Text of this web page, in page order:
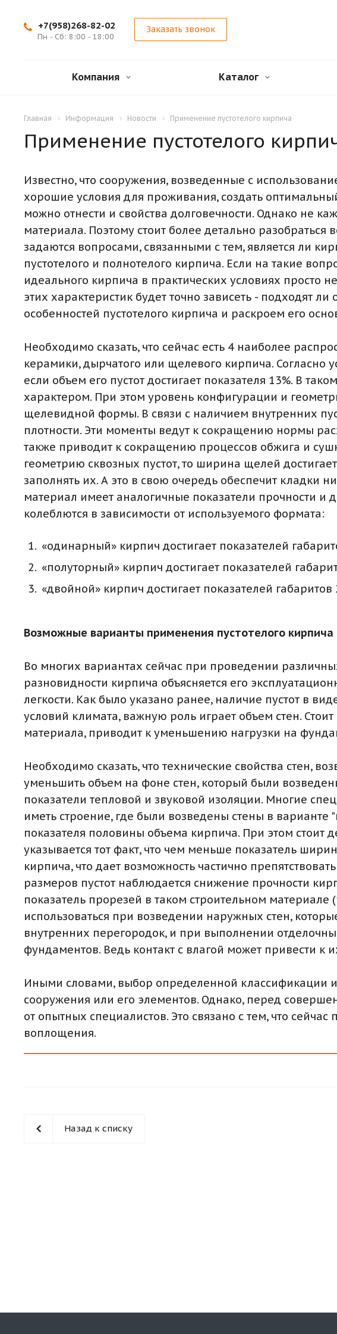
+7(958)268-82-02
Пн - Сб: 8:00 - 18:00
Заказать звонок
Компания Каталог
Главная Информация Новости Применение пустотелого кирпича
Применение пустотелого
Известно, что сооружения, возведенные с
хорошие условия для проживания, создать
можно отнести и свойства долговечности. Однако не
материала. Поэтому стоит более детально
задаются вопросами, связанными с тем, является ли
пустотелого и полнотелого кирпича. Если на такие
идеального кирпича в практических условиях просто
этих характеристик будет точно зависеть - подходят
особенностей пустотелого кирпича и раскроем его
Необходимо сказать, что сейчас есть 4 наиболее
керамики, дырчатого или щелевого кирпича. Согласно
если объем его пустот достигает показателя 13%. В
характером. При этом уровень конфигурации и
щелевидной формы. В связи с наличием внутренних
плотности. Эти моменты ведут к сокращению нормы
также приводит к сокращению процессов обжига и
геометрию сквозных пустот, то ширина щелей
заполнять их. А это в свою очередь обеспечит кладки
материал имеет аналогичные показатели прочности и
колеблются в зависимости от используемого формата:
«одинарный» кирпич достигает показателей
«полуторный» кирпич достигает показателей
«двойной» кирпич достигает показателей
Возможные варианты применения пустотелого кирпича
Во многих вариантах сейчас при проведении
разновидности кирпича объясняется его
легкости. Как было указано ранее, наличие пустот в
условий климата, важную роль играет объем стен.
материала, приводит к уменьшению нагрузки на
Необходимо сказать, что технические свойства стен,
уменьшить объем на фоне стен, который были
показатели тепловой и звуковой изоляции. Многие
иметь строение, где были возведены стены в варианте
показателя половины объема кирпича. При этом стоит
указывается тот факт, что чем меньше показатель
кирпича, что дает возможность частично
размеров пустот наблюдается снижение прочности
показатель прорезей в таком строительном материале
использоваться при возведении наружных стен,
внутренних перегородок, и при выполнении
фундаментов. Ведь контакт с влагой может привести к
Иными словами, выбор определенной классификации
сооружения или его элементов. Однако, перед
от опытных специалистов. Это связано с тем, что
воплощения.
Назад к списку